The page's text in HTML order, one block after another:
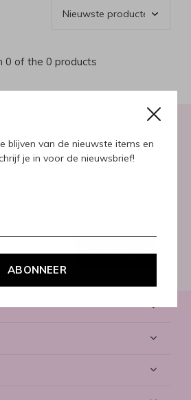
blijven van de nieuwste items en
je in voor de nieuwsbrief!
ABONNEER
0 of the 0 products
aan voor onze
ABONNEER